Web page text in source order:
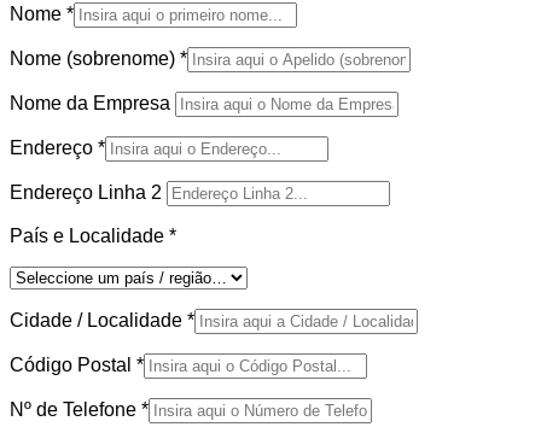
Nome *
Nome (sobrenome) *
Nome da Empresa
Endereço *
Endereço Linha 2
País e Localidade *
Cidade / Localidade *
Código Postal *
Nº de Telefone *